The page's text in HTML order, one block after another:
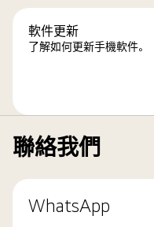
軟件更新
了解如何更新手機軟件。
聯絡我們
WhatsApp